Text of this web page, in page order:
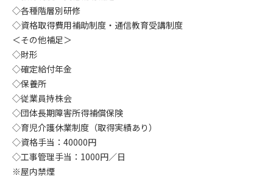
◇各種階層別研修
◇資格取得費用補助制度・通信教育受講制度
＜その他補足＞
◇財形
◇確定給付年金
◇保養所
◇従業員持株会
◇団体長期障害所得補償保険
◇育児介護休業制度（取得実績あり）
◇資格手当：40000円
◇工事管理手当：1000円／日
※屋内禁煙